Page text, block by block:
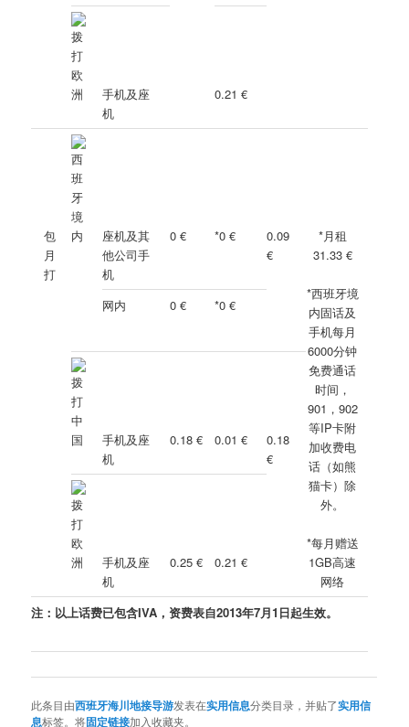
手机及座
机
0.21 €
包
月
打
座机及其
他公司手
机
0 € *0 €
0.09
€
*月租
31.33 €
*西班牙境
内固话及
手机每月
6000分钟
免费通话
时间，
901，902
等IP卡附
加收费电
话（如熊
猫卡）除
外。
*每月赠送
1GB高速
网络
网内 0 € *0 €
手机及座
机
0.18 € 0.01 €
0.18
€
手机及座
机
0.25 € 0.21 €
注：以上话费已包含IVA，资费表自2013年7月1日起生效。
此条目由西班牙海川地接导游发表在实用信息分类目录，并贴了实用信
息标签。将固定链接加入收藏夹。